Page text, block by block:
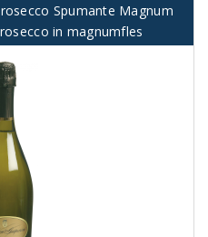
Spumante Magnum
in magnumfles